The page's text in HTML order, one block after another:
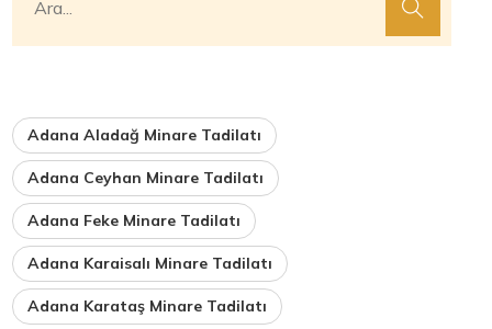
Adana Aladağ Minare Tadilatı
Adana Ceyhan Minare Tadilatı
Adana Feke Minare Tadilatı
Adana Karaisalı Minare Tadilatı
Adana Karataş Minare Tadilatı